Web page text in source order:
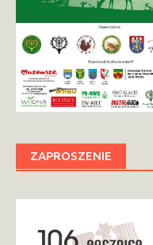
ZAPROSZENIE